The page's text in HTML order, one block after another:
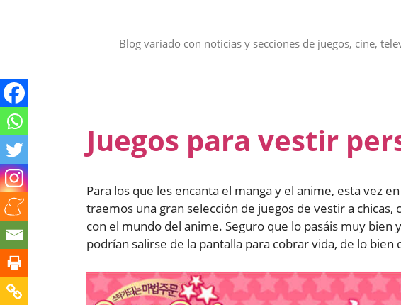
Blog variado con noticias y secciones de juegos, cine,
Juegos para vestir
Para los que les encanta el manga y el anime, esta vez
traemos una gran selección de juegos de vestir a
con el mundo del anime. Seguro que lo pasáis muy bien
podrían salirse de la pantalla para cobrar vida, de lo bien